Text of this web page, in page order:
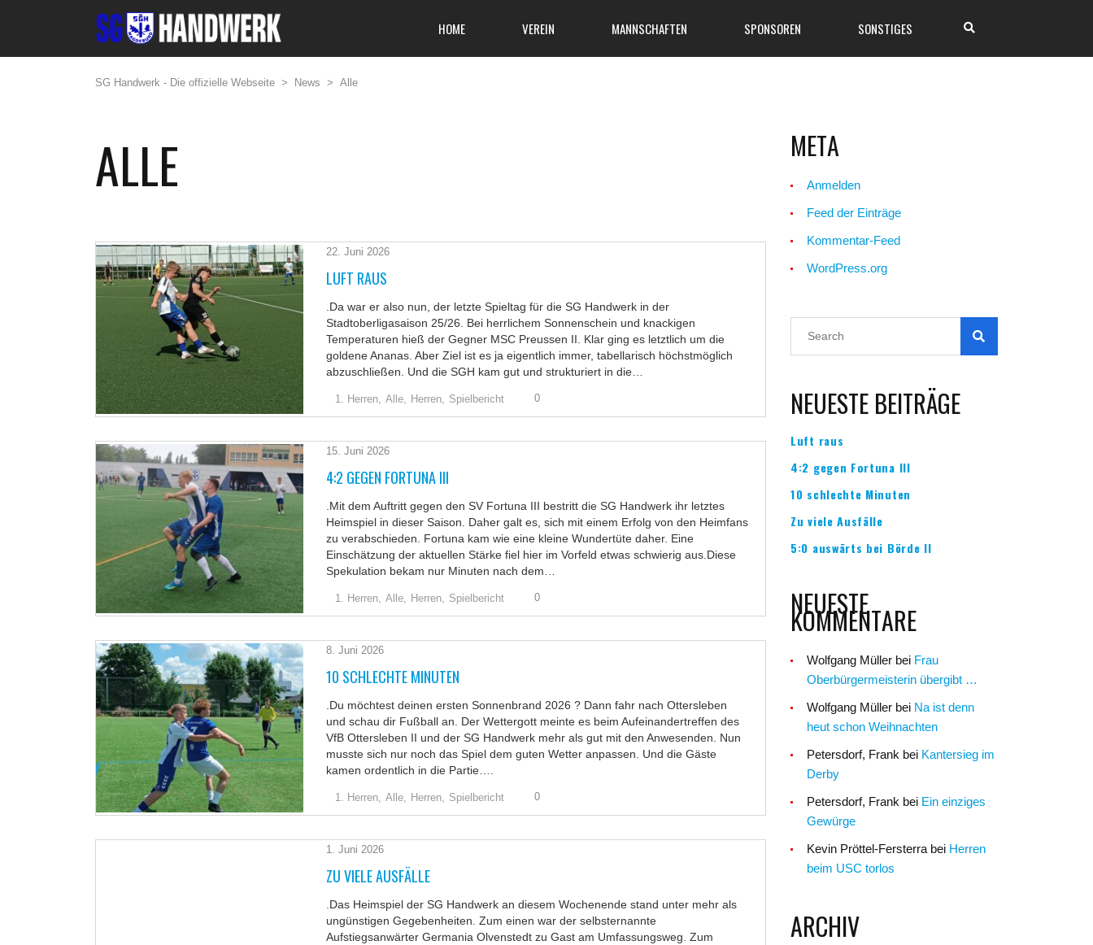
HOME VEREIN MANNSCHAFTEN SPONSOREN SONSTIGES
SG Handwerk - Die offizielle Webseite > News > Alle
ALLE
22. Juni 2026
LUFT RAUS
.Da war er also nun, der letzte Spieltag für die SG Handwerk in der
Stadtoberligasaison 25/26. Bei herrlichem Sonnenschein und knackigen
Temperaturen hieß der Gegner MSC Preussen II. Klar ging es letztlich um die
goldene Ananas. Aber Ziel ist es ja eigentlich immer, tabellarisch höchstmöglich
abzuschließen. Und die SGH kam gut und strukturiert in die…
1. Herren, Alle, Herren, Spielbericht 0
15. Juni 2026
4:2 GEGEN FORTUNA III
.Mit dem Auftritt gegen den SV Fortuna III bestritt die SG Handwerk ihr letztes
Heimspiel in dieser Saison. Daher galt es, sich mit einem Erfolg von den Heimfans
zu verabschieden. Fortuna kam wie eine kleine Wundertüte daher. Eine
Einschätzung der aktuellen Stärke fiel hier im Vorfeld etwas schwierig aus.Diese
Spekulation bekam nur Minuten nach dem…
1. Herren, Alle, Herren, Spielbericht 0
8. Juni 2026
10 SCHLECHTE MINUTEN
.Du möchtest deinen ersten Sonnenbrand 2026 ? Dann fahr nach Ottersleben
und schau dir Fußball an. Der Wettergott meinte es beim Aufeinandertreffen des
VfB Ottersleben II und der SG Handwerk mehr als gut mit den Anwesenden. Nun
musste sich nur noch das Spiel dem guten Wetter anpassen. Und die Gäste
kamen ordentlich in die Partie….
1. Herren, Alle, Herren, Spielbericht 0
1. Juni 2026
ZU VIELE AUSFÄLLE
.Das Heimspiel der SG Handwerk an diesem Wochenende stand unter mehr als
ungünstigen Gegebenheiten. Zum einen war der selbsternannte
Aufstiegsanwärter Germania Olvenstedt zu Gast am Umfassungsweg. Zum
META
Anmelden
Feed der Einträge
Kommentar-Feed
WordPress.org
NEUESTE BEITRÄGE
Luft raus
4:2 gegen Fortuna III
10 schlechte Minuten
Zu viele Ausfälle
5:0 auswärts bei Börde II
NEUESTE
KOMMENTARE
Wolfgang Müller bei Frau
Oberbürgermeisterin übergibt …
Wolfgang Müller bei Na ist denn
heut schon Weihnachten
Petersdorf, Frank bei Kantersieg im
Derby
Petersdorf, Frank bei Ein einziges
Gewürge
Kevin Pröttel-Fersterra bei Herren
beim USC torlos
ARCHIV